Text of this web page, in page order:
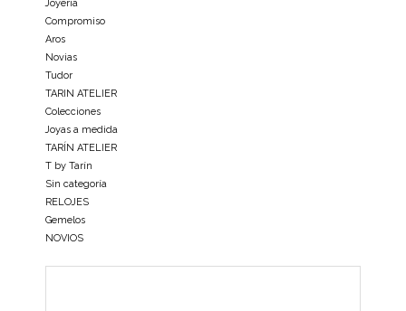
Joyeria
Compromiso
Aros
Novias
Tudor
TARIN ATELIER
Colecciones
Joyas a medida
TARÍN ATELIER
T by Tarín
Sin categoría
RELOJES
Gemelos
NOVIOS